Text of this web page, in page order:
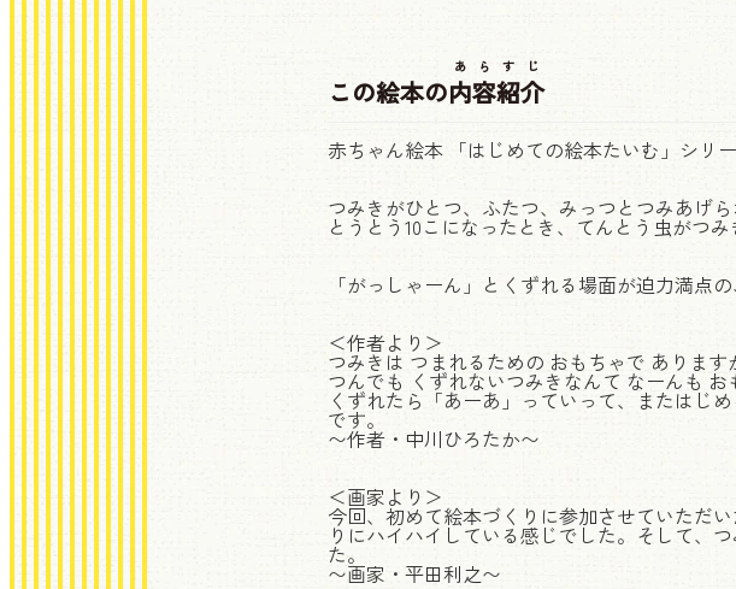
この絵本の内容紹介
あらすじ
赤ちゃん絵本 「はじめての絵本たいむ」シリ
つみきがひとつ、ふたつ、みっつとつみあげら
とうとう10こになったとき、てんとう虫がつ
「がっしゃーん」とくずれる場面が迫力満点
＜作者より＞
つみきは つまれるための おもちゃで ありま
つんでも くずれないつみきなんて なーんも お
くずれたら「あーあ」っていって、またはじ
です。
〜作者・中川ひろたか〜
＜画家より＞
今回、初めて絵本づくりに参加させていただ
りにハイハイしている感じでした。そして、
た。
〜画家・平田利之〜